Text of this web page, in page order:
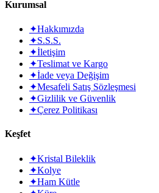
Kurumsal
✦Hakkımızda
✦S.S.S.
✦İletişim
✦Teslimat ve Kargo
✦İade veya Değişim
✦Mesafeli Satış Sözleşmesi
✦Gizlilik ve Güvenlik
✦Çerez Politikası
Keşfet
✦Kristal Bileklik
✦Kolye
✦Ham Kütle